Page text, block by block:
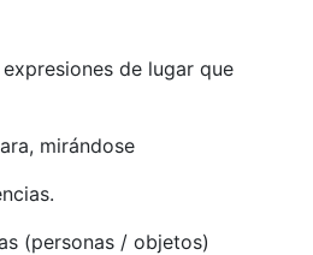
de lugar que
mirándose
(personas / objetos)